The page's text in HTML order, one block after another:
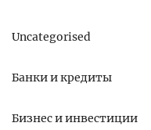
Uncategorised
Банки и кредиты
Бизнес и инвестиции